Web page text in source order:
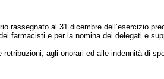
rassegnato al 31 dicembre dell’esercizio
farmacisti e per la nomina dei delegati e
agli onorari ed alle indennità di